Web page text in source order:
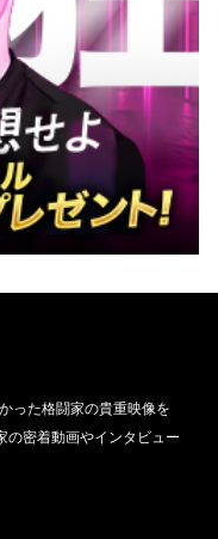
った格闘家の貴重映像を
の密着動画やインタビュー